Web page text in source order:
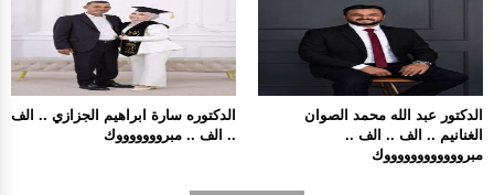
الدكتوره سارة ابراهيم الجزازي .. الف
.. الف .. مبروووووووك
الدكتور عبد الله محمد الصوان
الغنانيم .. الف .. الف ..
مبرووووووووووووك